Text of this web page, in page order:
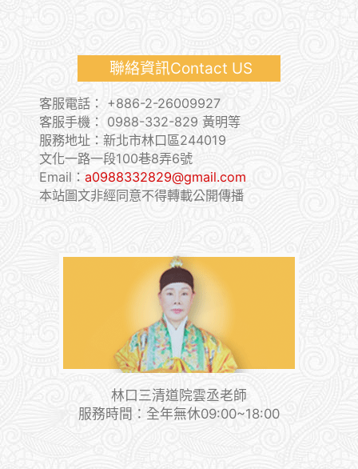
聯絡資訊Contact US
客服電話： +886-2-26009927
客服手機： 0988-332-829 黃明等
服務地址：新北市林口區244019
文化一路一段100巷8弄6號
Email： a0988332829@gmail.com
本站圖文非經同意不得轉載公開傳播
林口三清道院雲丞老師
服務時間：全年無休09:00~18:00